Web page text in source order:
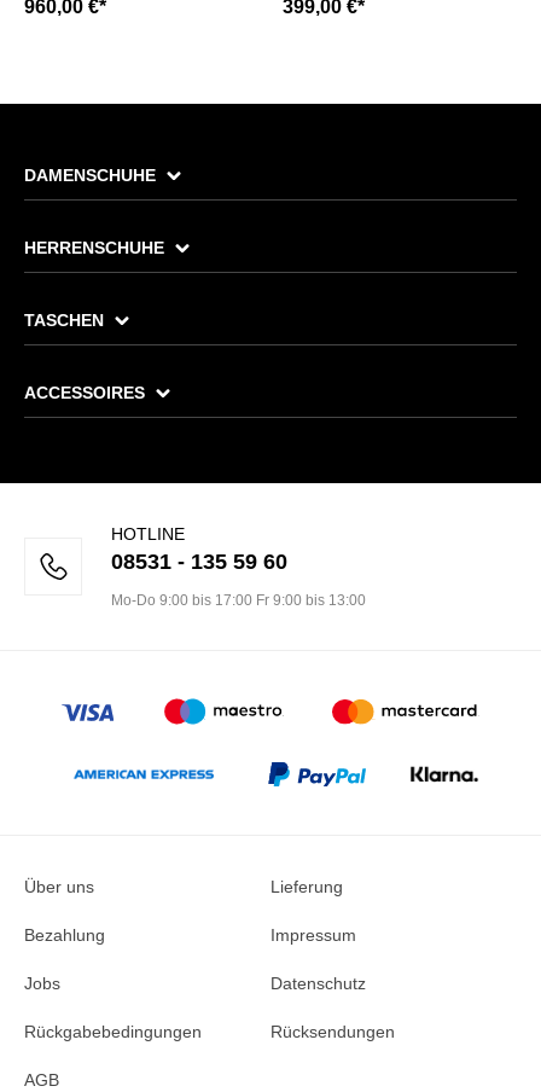
960,00 €*
399,00 €*
DAMENSCHUHE
HERRENSCHUHE
TASCHEN
ACCESSOIRES
HOTLINE
08531 - 135 59 60
Mo-Do 9:00 bis 17:00 Fr 9:00 bis 13:00
Über uns Lieferung
Bezahlung Impressum
Jobs Datenschutz
Rückgabebedingungen Rücksendungen
AGB